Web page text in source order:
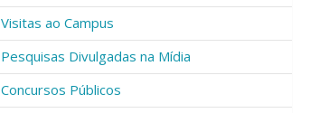
Visitas ao Campus
Pesquisas Divulgadas na Mídia
Concursos Públicos